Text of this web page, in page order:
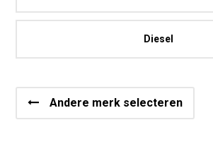
Diesel
Andere merk selecteren